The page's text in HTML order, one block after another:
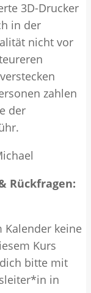
3D-Drucker
in der
nicht vor
zahlen
der
Rückfragen:
Kalender keine
Kurs
bitte mit
in